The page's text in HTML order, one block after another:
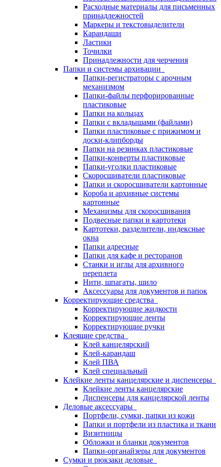
Расходные материалы для письменных
принадлежностей
Маркеры и текстовыделители
Карандаши
Ластики
Точилки
Принадлежности для черчения
Папки и системы архивации
Папки-регистраторы с арочным
механизмом
Папки-файлы перфорированные
пластиковые
Папки на кольцах
Папки с вкладышами (файлами)
Папки пластиковые с прижимом и
доски-клипборды
Папки на резинках пластиковые
Папки-конверты пластиковые
Папки-уголки пластиковые
Скоросшиватели пластиковые
Папки и скоросшиватели картонные
Короба и архивные системы
картонные
Механизмы для скоросшивания
Подвесные папки и картотеки
Картотеки, разделители, индексные
окна
Папки адресные
Папки для кафе и ресторанов
Станки и иглы для архивного
переплета
Нити, шпагаты, шило
Аксессуары для документов и папок
Корректирующие средства
Корректирующие жидкости
Корректирующие ленты
Корректирующие ручки
Клеящие средства
Клей канцелярский
Клей-карандаш
Клей ПВА
Клей специальный
Клейкие ленты канцелярские и диспенсеры
Клейкие ленты канцелярские
Диспенсеры для канцелярской ленты
Деловые аксессуары
Портфели, сумки, папки из кожи
Папки и портфели из пластика и ткани
Визитницы
Обложки и бланки документов
Папки-органайзеры для документов
Сумки и рюкзаки деловые